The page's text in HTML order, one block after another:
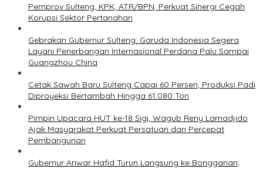
Pemprov Sulteng, KPK, ATR/BPN, Perkuat Sinergi Cegah
Korupsi Sektor Pertanahan
Gebrakan Gubernur Sulteng: Garuda Indonesia Segera
Layani Penerbangan Internasional Perdana Palu Sampai
Guangzhou China
Cetak Sawah Baru Sulteng Capai 60 Persen, Produksi Padi
Diproyeksi Bertambah Hingga 61.080 Ton
Pimpin Upacara HUT ke-18 Sigi, Wagub Reny Lamadjido
Ajak Masyarakat Perkuat Persatuan dan Percepat
Pembangunan
Gubernur Anwar Hafid Turun Langsung ke Bongganan,